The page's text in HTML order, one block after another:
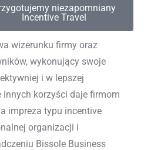
niezapomniany
Incentive Travel
wizerunku firmy oraz
wykonujący swoje
i w lepszej
innych korzyści daje firmom
impreza typu incentive
organizacji i
Bissole Business